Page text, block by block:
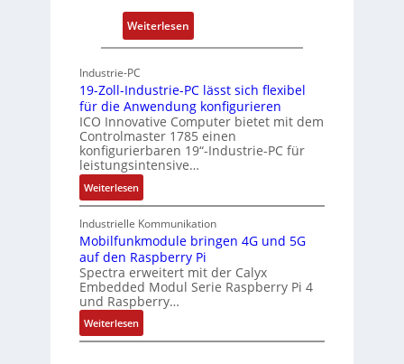
u
n
g
t
-
A
c
h
i
t
e
r
Weiterlesen:
P
s
i
c
a
I
a
n
d
E
Industrie-PC
19-Zoll-Industrie-PC lässt sich flexibel
für die Anwendung konfigurieren
ICO Innovative Computer bietet mit dem
Controlmaster 1785 einen
konfigurierbaren 19“-Industrie-PC für
leistungsintensive…
Weiterlesen:
1
9
-
Z
o
l
l
-
I
Industrielle Kommunikation
Mobilfunkmodule bringen 4G und 5G
auf den Raspberry Pi
Spectra erweitert mit der Calyx
Embedded Modul Serie Raspberry Pi 4
und Raspberry…
Weiterlesen:
M